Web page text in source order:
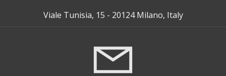
Viale Tunisia, 15 - 20124 Milano, Italy